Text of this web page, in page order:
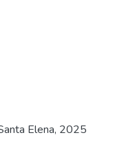
Elena, 2025